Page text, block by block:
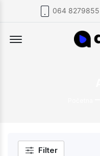
064 8279855
Offcanvas Menu Open
Filter